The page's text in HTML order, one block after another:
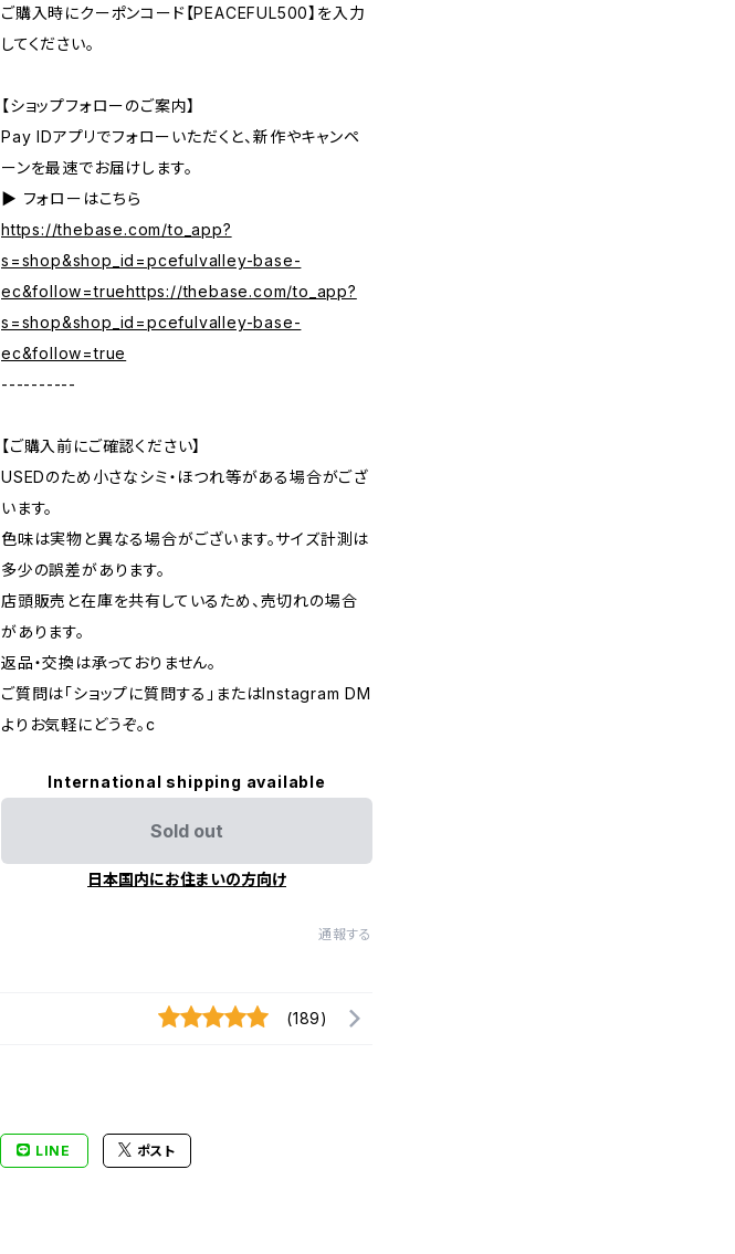
ご購入時にクーポンコード【PEACEFUL500】を入力
してください。
【ショップフォローのご案内】
Pay IDアプリでフォローいただくと、新作やキャンペ
ーンを最速でお届けします。
▶︎ フォローはこちら
https://thebase.com/to_app?
s=shop&shop_id=pcefulvalley-base-
ec&follow=truehttps://thebase.com/to_app?
s=shop&shop_id=pcefulvalley-base-
ec&follow=true
----------
【ご購入前にご確認ください】
USEDのため小さなシミ・ほつれ等がある場合がござ
います。
色味は実物と異なる場合がございます。サイズ計測は
多少の誤差があります。
店頭販売と在庫を共有しているため、売切れの場合
があります。
返品・交換は承っておりません。
ご質問は「ショップに質問する」またはInstagram DM
よりお気軽にどうぞ。c
International shipping available
Sold out
日本国内にお住まいの方向け
通報する
(189)
LINE ポスト